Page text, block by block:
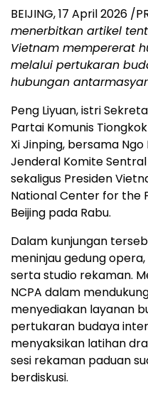
BEIJING,17 April 2026 /
menerbitkan artikel
Vietnam mempererat
melalui pertukaran
hubungan
Peng Liyuan, istri
Partai Komunis
Xi Jinping, bersama
Jenderal Komite
sekaligus Presiden
National Center for the
Beijing pada Rabu.
Dalam kunjungan
meninjau gedung
serta studio rekaman.
NCPA dalam
menyediakan layanan
pertukaran budaya
menyaksikan latihan
sesi rekaman paduan
berdiskusi.